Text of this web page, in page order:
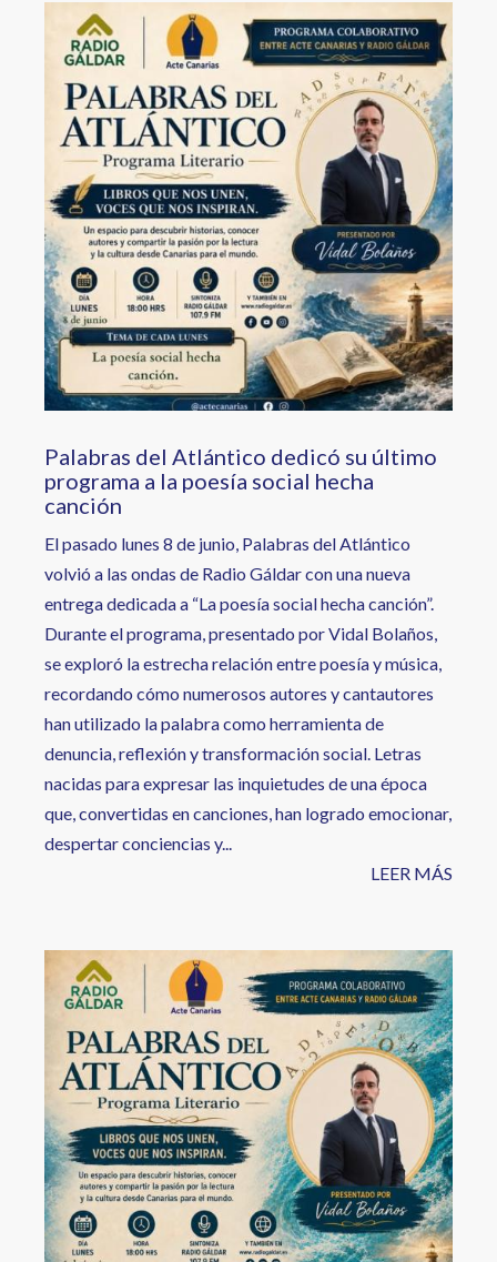
Image
Palabras del Atlántico dedicó su último
programa a la poesía social hecha
canción
El pasado lunes 8 de junio, Palabras del Atlántico
volvió a las ondas de Radio Gáldar con una nueva
entrega dedicada a “La poesía social hecha canción”.
Durante el programa, presentado por Vidal Bolaños,
se exploró la estrecha relación entre poesía y música,
recordando cómo numerosos autores y cantautores
han utilizado la palabra como herramienta de
denuncia, reflexión y transformación social. Letras
nacidas para expresar las inquietudes de una época
que, convertidas en canciones, han logrado emocionar,
despertar conciencias y...
LEER MÁS
Image